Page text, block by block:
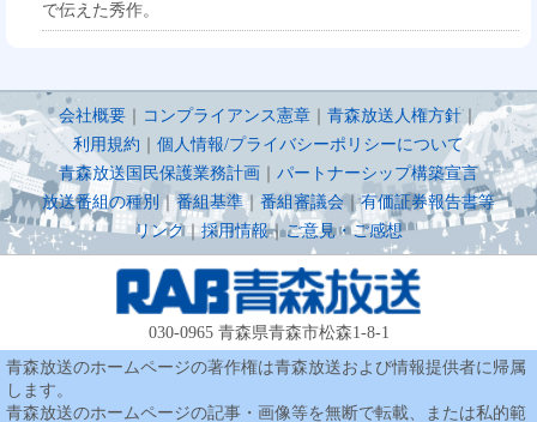
で伝えた秀作。
会社概要 コンプライアンス憲章 青森放送人権方針｜
利用規約
個人情報/プライバシーポリシーについて
青森放送国民保護業務計画
パートナーシップ構築宣言
放送番組の種別 ｜番組基準 ｜ 番組審議会｜有価証券報告書等
リンク｜ 採用情報｜ご意見・ご感想
030-0965 青森県青森市松森1-8-1
青森放送のホームページの著作権は青森放送および情報提供者に帰属
します。
青森放送のホームページの記事・画像等を無断で転載、または私的範